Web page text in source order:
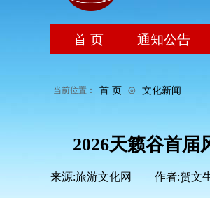
首 页 ⊙ 文化新闻
当前位置：
首 页 通知公告
2026天籁谷首
来源:旅游文化网 作者:贺文